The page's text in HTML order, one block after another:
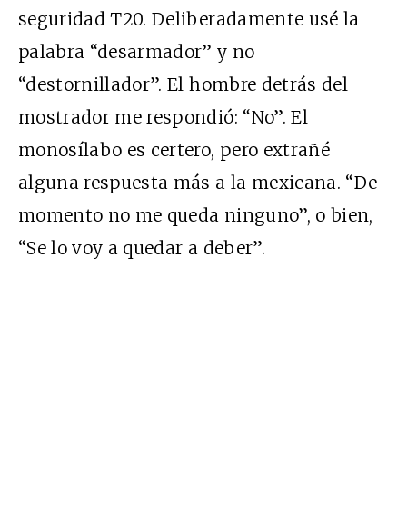
seguridad T20. Deliberadamente usé la
palabra “desarmador” y no
“destornillador”. El hombre detrás del
mostrador me respondió: “No”. El
monosílabo es certero, pero extrañé
alguna respuesta más a la mexicana. “De
momento no me queda ninguno”, o bien,
“Se lo voy a quedar a deber”.